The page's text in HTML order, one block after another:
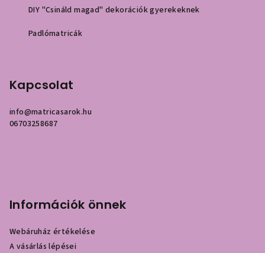
DIY "Csináld magad" dekorációk gyerekeknek
Padlómatricák
Kapcsolat
info@matricasarok.hu
06703258687
Információk önnek
Webáruház értékelése
A vásárlás lépései